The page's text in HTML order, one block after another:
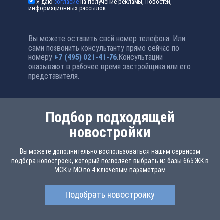
Я даюсогласие на получение рекламы, новостей,
информационных рассылок
Вы можете оставить свой номер телефона. Или
сами позвонить консультанту прямо сейчас по
номеру +7 (495) 021-41-76.Консультации
оказывают в рабочее время застройщика или его
представителя.
Подбор подходящей
новостройки
Вы можете дополнительно воспользоваться нашим сервисом
подбора новостроек, который позволяет выбрать из базы 665 ЖК в
МСК и МО по 4 ключевым параметрам
Подобрать новостройку